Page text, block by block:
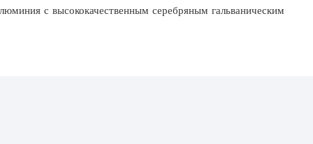
с высококачественным серебряным гальваническим